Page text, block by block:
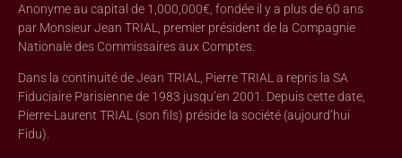
Anonyme au capital de 1,000,000€, fondée il y a plus de 60 ans
par Monsieur Jean TRIAL, premier président de la Compagnie
Nationale des Commissaires aux Comptes.
Dans la continuité de Jean TRIAL, Pierre TRIAL a repris la SA
Fiduciaire Parisienne de 1983 jusqu’en 2001. Depuis cette date,
Pierre-Laurent TRIAL (son fils) préside la société (aujourd’hui
Fidu).